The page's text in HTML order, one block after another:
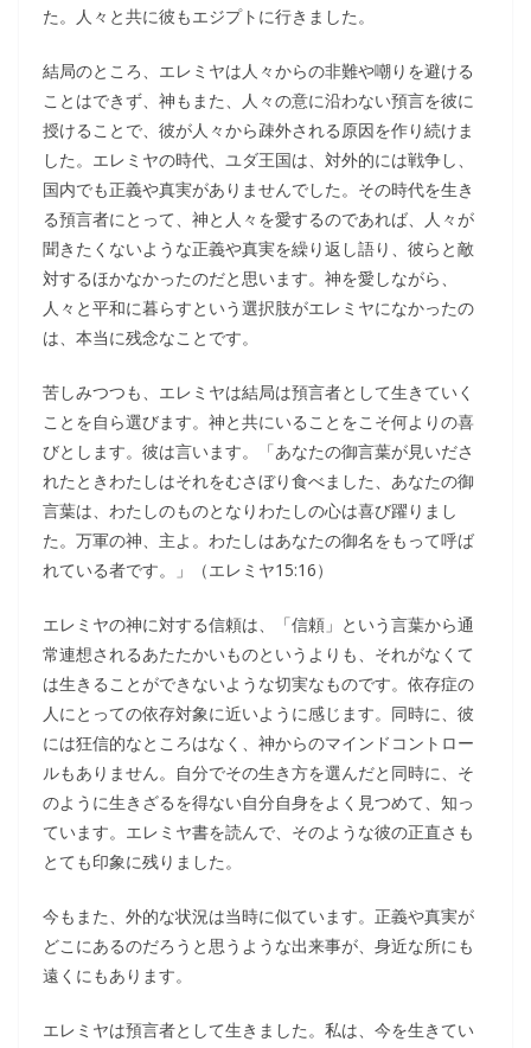
た。人々と共に彼もエジプトに行きました。
結局のところ、エレミヤは人々からの非難や嘲りを避ける
ことはできず、神もまた、人々の意に沿わない預言を彼に
授けることで、彼が人々から疎外される原因を作り続けま
した。エレミヤの時代、ユダ王国は、対外的には戦争し、
国内でも正義や真実がありませんでした。その時代を生き
る預言者にとって、神と人々を愛するのであれば、人々が
聞きたくないような正義や真実を繰り返し語り、彼らと敵
対するほかなかったのだと思います。神を愛しながら、
人々と平和に暮らすという選択肢がエレミヤになかったの
は、本当に残念なことです。
苦しみつつも、エレミヤは結局は預言者として生きていく
ことを自ら選びます。神と共にいることをこそ何よりの喜
びとします。彼は言います。「あなたの御言葉が見いださ
れたときわたしはそれをむさぼり食べました、あなたの御
言葉は、わたしのものとなりわたしの心は喜び躍りまし
た。万軍の神、主よ。わたしはあなたの御名をもって呼ば
れている者です。」（エレミヤ15:16）
エレミヤの神に対する信頼は、「信頼」という言葉から通
常連想されるあたたかいものというよりも、それがなくて
は生きることができないような切実なものです。依存症の
人にとっての依存対象に近いように感じます。同時に、彼
には狂信的なところはなく、神からのマインドコントロー
ルもありません。自分でその生き方を選んだと同時に、そ
のように生きざるを得ない自分自身をよく見つめて、知っ
ています。エレミヤ書を読んで、そのような彼の正直さも
とても印象に残りました。
今もまた、外的な状況は当時に似ています。正義や真実が
どこにあるのだろうと思うような出来事が、身近な所にも
遠くにもあります。
エレミヤは預言者として生きました。私は、今を生きてい